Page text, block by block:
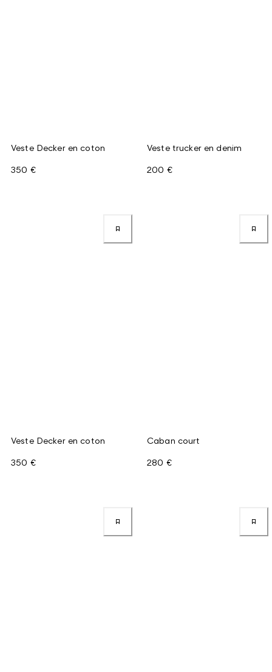
Veste Decker en coton
350 €
Veste trucker en denim
200 €
Veste Decker en coton
350 €
Caban court
280 €